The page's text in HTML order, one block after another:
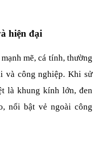
hiện đại
mẽ, cá tính, thường
và công nghiệp. Khi sử
là khung kính lớn, đen
nổi bật vẻ ngoài công